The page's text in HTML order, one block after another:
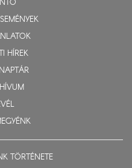
HÍREK
TÖRTÉNETE